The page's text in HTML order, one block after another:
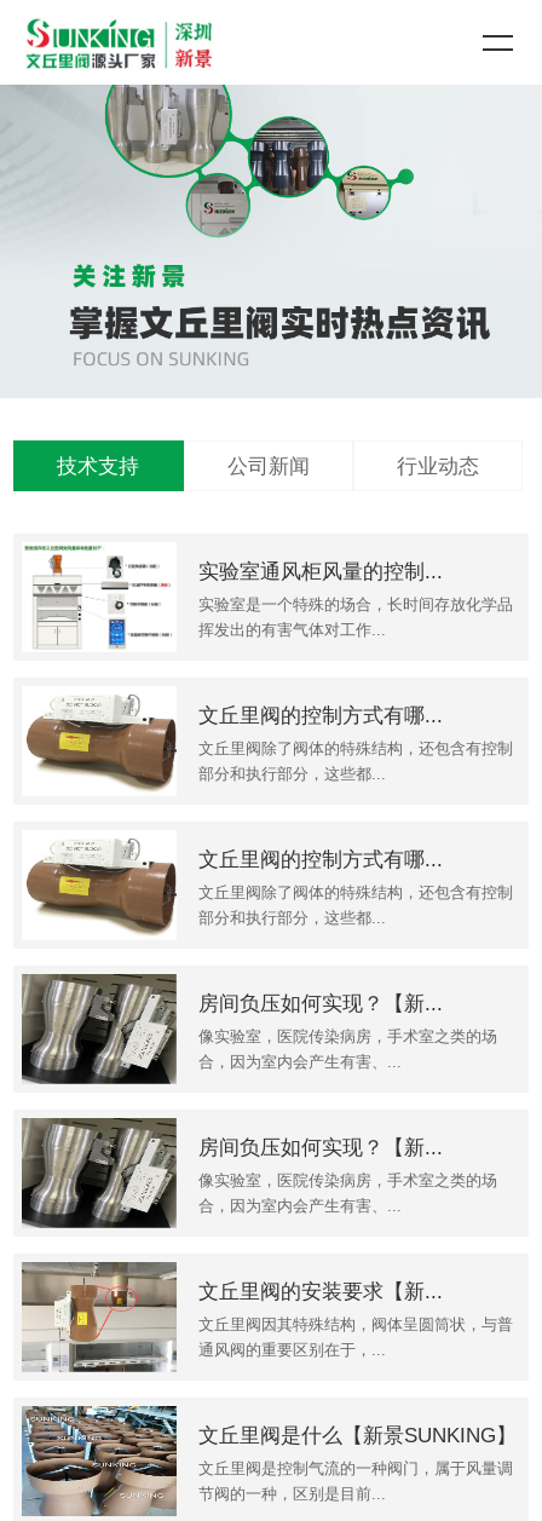
技术支持 公司新闻 行业动态
实验室通风柜风量的控制...
实验室是一个特殊的场合，长时间存放化学品
挥发出的有害气体对工作...
文丘里阀的控制方式有哪...
文丘里阀除了阀体的特殊结构，还包含有控制
部分和执行部分，这些都...
文丘里阀的控制方式有哪...
文丘里阀除了阀体的特殊结构，还包含有控制
部分和执行部分，这些都...
房间负压如何实现？【新...
像实验室，医院传染病房，手术室之类的场
合，因为室内会产生有害、...
房间负压如何实现？【新...
像实验室，医院传染病房，手术室之类的场
合，因为室内会产生有害、...
文丘里阀的安装要求【新...
文丘里阀因其特殊结构，阀体呈圆筒状，与普
通风阀的重要区别在于，...
文丘里阀是什么【新景SUNKING】
文丘里阀是控制气流的一种阀门，属于风量调
节阀的一种，区别是目前...